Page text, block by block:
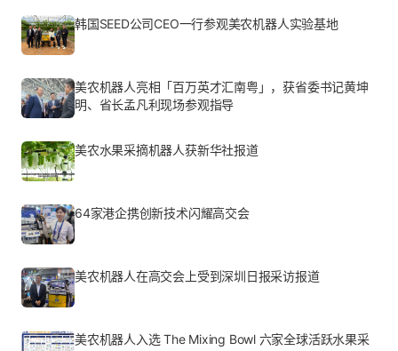
韩国SEED公司CEO一行参观美农机器人实验基地
美农机器人亮相「百万英才汇南粤」，获省委书记黄坤
明、省长孟凡利现场参观指导
美农水果采摘机器人获新华社报道
64家港企携创新技术闪耀高交会
美农机器人在高交会上受到深圳日报采访报道
美农机器人入选 The Mixing Bowl 六家全球活跃水果采